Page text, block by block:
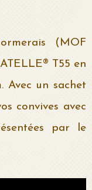
(MOF
T55 en
Avec un sachet
convives avec
par le